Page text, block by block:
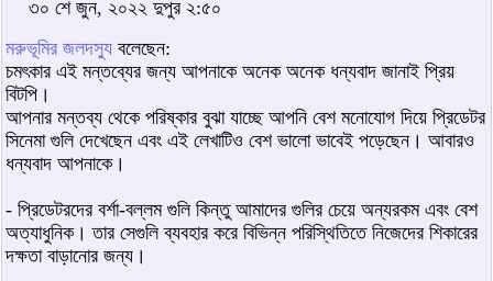
৩০ শে জুন, ২০২২ দুপুর ২:৫০
মরুভূমির জলদস্যু বলেছেন:
চমৎকার এই মন্তব্যের জন্য আপনাকে অনেক অনেক ধন্যবাদ জানাই প্রিয়
বিটপি।
আপনার মন্তব্য থেকে পরিষ্কার বুঝা যাচ্ছে আপনি বেশ মনোযোগ দিয়ে প্রিডেটর
সিনেমা গুলি দেখেছেন এবং এই লেখাটিও বেশ ভালো ভাবেই পড়েছেন। আবারও
ধন্যবাদ আপনাকে।
- প্রিডেটরদের বর্শা-বল্লম গুলি কিন্তু আমাদের গুলির চেয়ে অন্যরকম এবং বেশ
অত্যাধুনিক। তার সেগুলি ব্যবহার করে বিভিন্ন পরিস্থিতিতে নিজেদের শিকারের
দক্ষতা বাড়ানোর জন্য।